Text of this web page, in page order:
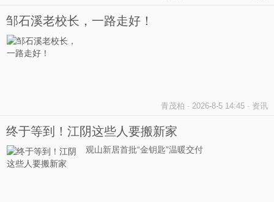
邹石溪老校长，一路走好！
青茂柏 - 2026-8-5 14:45 - 资讯
终于等到！江阴这些人要搬新家
观山新居首批“金钥匙”温暖交付